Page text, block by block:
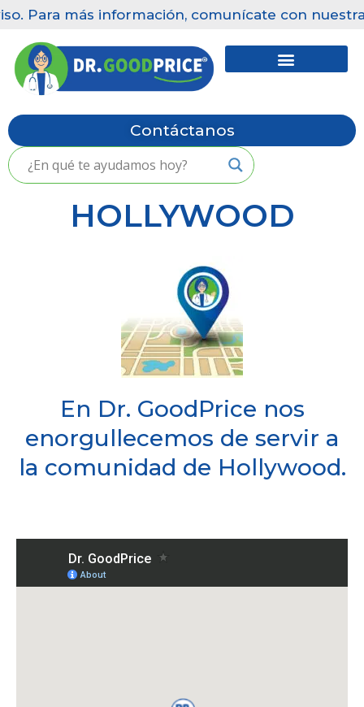
Saltar
al
contenido
más información, comunícate con nuestras
Contáctanos
HOLLYWOOD
En Dr. GoodPrice nos
enorgullecemos de servir a
la comunidad de Hollywood.